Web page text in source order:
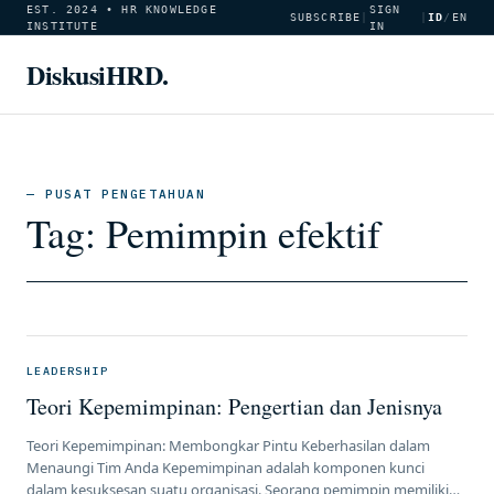
EST. 2024 • HR KNOWLEDGE
INSTITUTE
SUBSCRIBE
SIGN
IN
ID/ EN
DiskusiHRD.
— PUSAT PENGETAHUAN
Tag: Pemimpin efektif
LEADERSHIP
Teori Kepemimpinan: Pengertian dan Jenisnya
Teori Kepemimpinan: Membongkar Pintu Keberhasilan dalam
Menaungi Tim Anda Kepemimpinan adalah komponen kunci
dalam kesuksesan suatu organisasi. Seorang pemimpin memiliki